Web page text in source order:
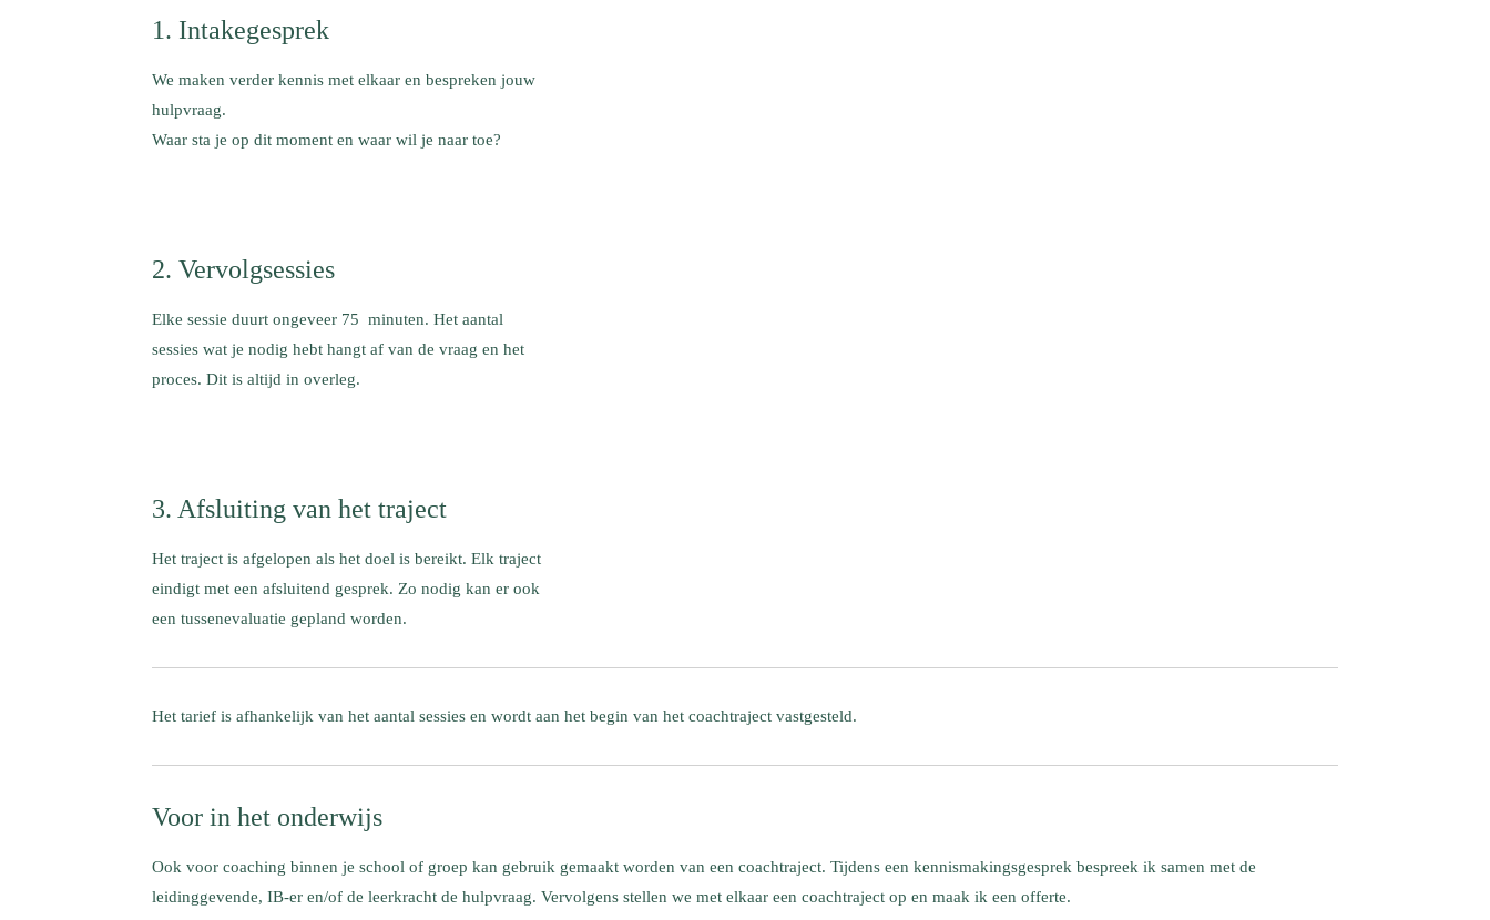
1. Intakegesprek
We maken verder kennis met elkaar en bespreken jouw
hulpvraag.
Waar sta je op dit moment en waar wil je naar toe?
2. Vervolgsessies
Elke sessie duurt ongeveer 75 minuten. Het aantal
sessies wat je nodig hebt hangt af van de vraag en het
proces. Dit is altijd in overleg.
3. Afsluiting van het traject
Het traject is afgelopen als het doel is bereikt. Elk traject
eindigt met een afsluitend gesprek. Zo nodig kan er ook
een tussenevaluatie gepland worden.
Het tarief is afhankelijk van het aantal sessies en wordt aan het begin van het coachtraject vastgesteld.
Voor in het onderwijs
Ook voor coaching binnen je school of groep kan gebruik gemaakt worden van een coachtraject. Tijdens een kennismakingsgesprek bespreek ik samen met de
leidinggevende, IB-er en/of de leerkracht de hulpvraag. Vervolgens stellen we met elkaar een coachtraject op en maak ik een offerte.